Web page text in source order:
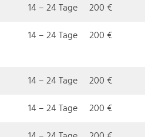
14 – 24 Tage
200 €
14 – 24 Tage 200 €
14 – 24 Tage
200 €
14 – 24 Tage
200 €